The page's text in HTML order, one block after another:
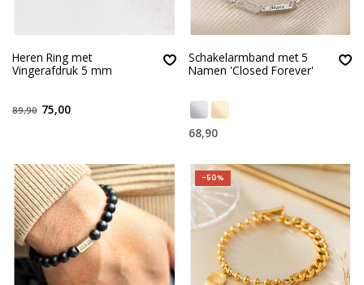
Heren Ring met
Vingerafdruk 5 mm
89,90 75,00
Schakelarmband met 5
Namen 'Closed Forever'
68,90
-50%